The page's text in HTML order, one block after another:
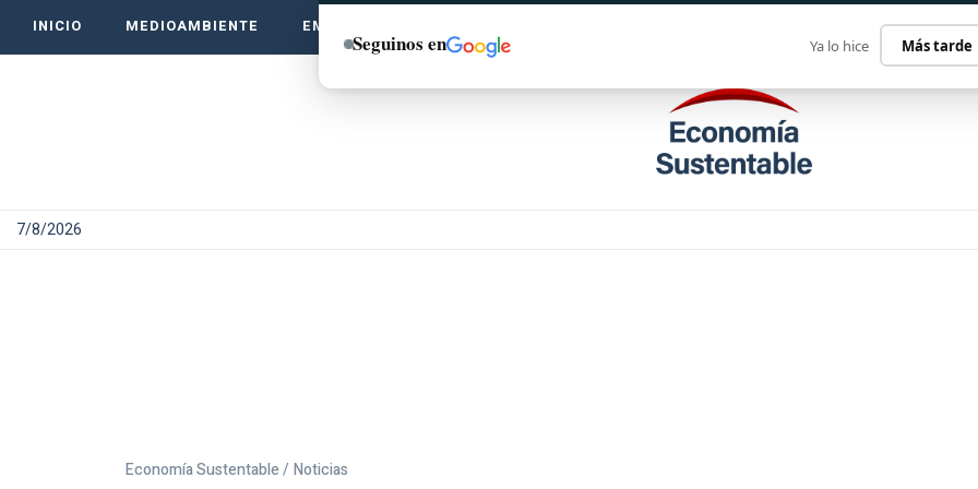
INICIO MEDIOAMBIENTE EMPRENDE VERDE
7/8/2026
Economía Sustentable / Noticias
Seguinos en Ya lo hice Más tarde